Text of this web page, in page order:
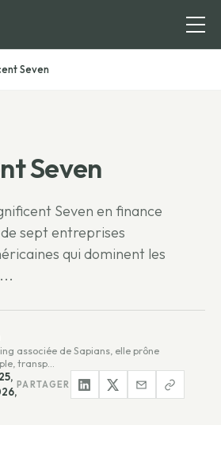
Seven
Seven
Seven en finance
sept entreprises
qui dominent les
associée de Sapians, elle prône
transp…
PARTAGER